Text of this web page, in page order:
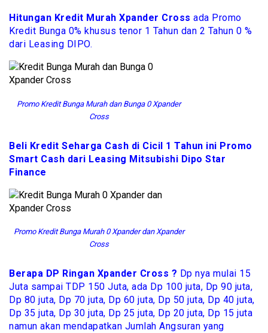
Hitungan Kredit Murah Xpander Cross ada Promo
Kredit Bunga 0% khusus tenor 1 Tahun dan 2 Tahun 0 %
dari Leasing DIPO.
Promo Kredit Bunga Murah dan Bunga 0 Xpander
Cross
Beli Kredit Seharga Cash di Cicil 1 Tahun ini Promo
Smart Cash dari Leasing Mitsubishi Dipo Star
Finance
Promo Kredit Bunga Murah 0 Xpander dan Xpander
Cross
Berapa DP Ringan Xpander Cross ? Dp nya mulai 15
Juta sampai TDP 150 Juta, ada Dp 100 juta, Dp 90 juta,
Dp 80 juta, Dp 70 juta, Dp 60 juta, Dp 50 juta, Dp 40 juta,
Dp 35 juta, Dp 30 juta, Dp 25 juta, Dp 20 juta, Dp 15 juta
namun akan mendapatkan Jumlah Angsuran yang